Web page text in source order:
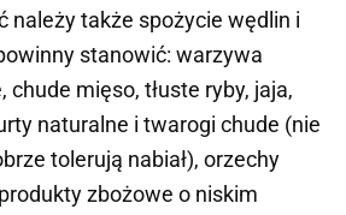
należy także spożycie wędlin i
stanowić: warzywa
mięso, tłuste ryby, jaja,
naturalne i twarogi chude (nie
tolerują nabiał), orzechy
zbożowe o niskim